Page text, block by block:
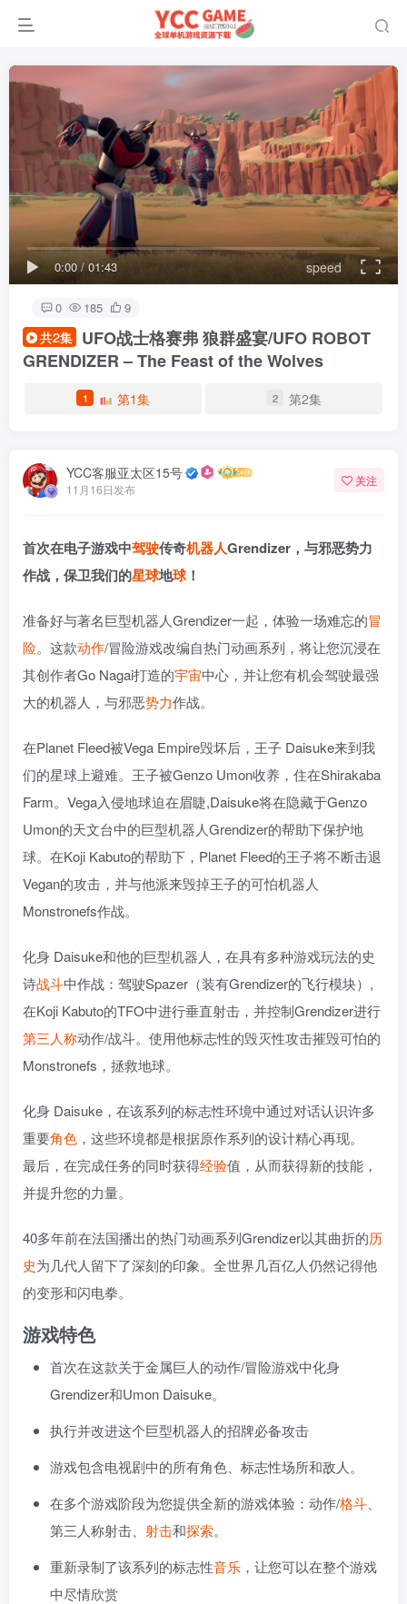
0:00/01:43 speed
0 185 9
共2集 UFO战士格赛弗 狼群盛宴/UFO ROBOT
GRENDIZER – The Feast of the Wolves
1 第1集 2 第2集
YCC客服亚太区15号
11月16日发布
关注
首次在电子游戏中驾驶传奇机器人Grendizer，与邪恶势力
作战，保卫我们的星球地球！
准备好与著名巨型机器人Grendizer一起，体验一场难忘的冒
险。这款动作/冒险游戏改编自热门动画系列，将让您沉浸在
其创作者Go Nagai打造的宇宙中心，并让您有机会驾驶最强
大的机器人，与邪恶势力作战。
在Planet Fleed被Vega Empire毁坏后，王子 Daisuke来到我
们的星球上避难。王子被Genzo Umon收养，住在Shirakaba
Farm。Vega入侵地球迫在眉睫,Daisuke将在隐藏于Genzo
Umon的天文台中的巨型机器人Grendizer的帮助下保护地
球。在Koji Kabuto的帮助下，Planet Fleed的王子将不断击退
Vegan的攻击，并与他派来毁掉王子的可怕机器人
Monstronefs作战。
化身 Daisuke和他的巨型机器人，在具有多种游戏玩法的史
诗战斗中作战：驾驶Spazer（装有Grendizer的飞行模块）,
在Koji Kabuto的TFO中进行垂直射击，并控制Grendizer进行
第三人称动作/战斗。使用他标志性的毁灭性攻击摧毁可怕的
Monstronefs，拯救地球。
化身 Daisuke，在该系列的标志性环境中通过对话认识许多
重要角色 ，这些环境都是根据原作系列的设计精心再现。
最后，在完成任务的同时获得经验值，从而获得新的技能，
并提升您的力量。
40多年前在法国播出的热门动画系列Grendizer以其曲折的历
史为几代人留下了深刻的印象。全世界几百亿人仍然记得他
的变形和闪电拳。
游戏特色
首次在这款关于金属巨人的动作/冒险游戏中化身
Grendizer和Umon Daisuke。
执行并改进这个巨型机器人的招牌必备攻击
游戏包含电视剧中的所有角色、标志性场所和敌人。
在多个游戏阶段为您提供全新的游戏体验：动作/格斗
第三人称射击、 射击和探索。
重新录制了该系列的标志性音乐 ，让您可以在整个游戏
中尽情欣赏